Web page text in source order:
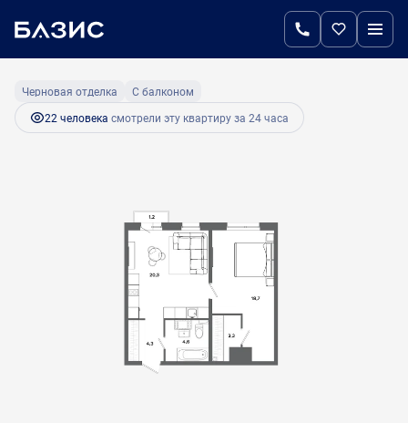
1-комнатная 8 192 000 руб.
Ипотекаот 34 381 руб.
Черновая отделка
С балконом
22 человекa смотрели эту квартиру за 24 часа